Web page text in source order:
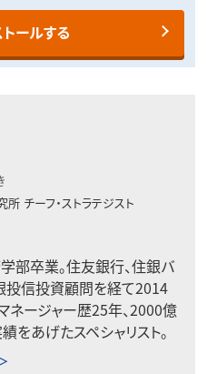
ールする
所 チーフ・ストラテジスト
部卒業。住友銀行、住銀バ
投信投資顧問を経て2014
ネージャー歴25年、2000億
あげたスペシャリスト。